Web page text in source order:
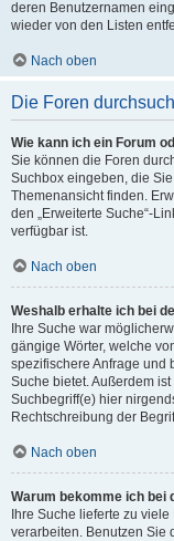
deren Benutzernamen
wieder von den Listen
Nach oben
Die Foren
Wie kann ich ein Forum
Sie können die Foren
Suchbox eingeben, die
Themenansicht finden.
den „Erweiterte Suche“-
verfügbar ist.
Nach oben
Weshalb erhalte ich bei
Ihre Suche war
gängige Wörter, welche
spezifischere Anfrage und
Suche bietet. Außerdem
Suchbegriff(e) hier
Rechtschreibung der
Nach oben
Warum bekomme ich bei
Ihre Suche lieferte zu
verarbeiten. Benutzen Sie